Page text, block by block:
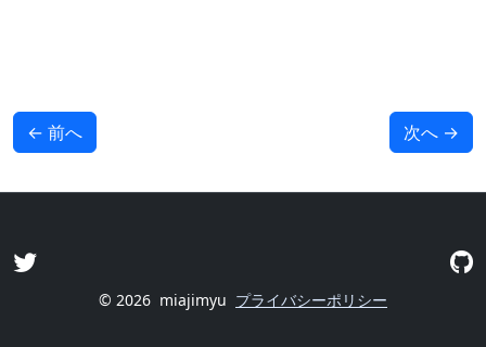
← 前へ 次へ →
© 2026 miajimyu プライバシーポリシー